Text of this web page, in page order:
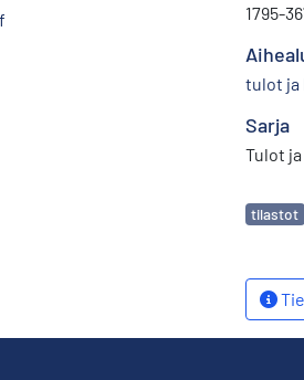
1795-
tulot ja
Sarja
Tulot
tilastot